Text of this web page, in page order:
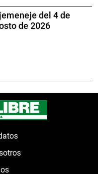
del 4 de
de 2026